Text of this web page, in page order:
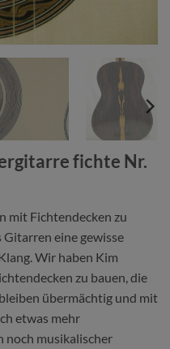
fichte Nr.
mit Fichtendecken zu
eine gewisse
Wir haben Kim
zu bauen, die
übermächtig und mit
etwas mehr
noch musikalischer